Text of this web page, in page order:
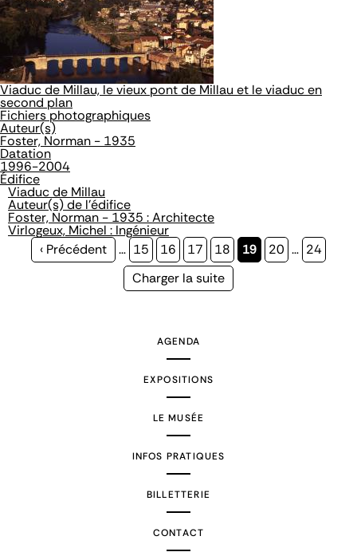
Viaduc de Millau, le vieux pont de Millau et le viaduc en
second plan
Fichiers photographiques
Auteur(s)
Foster, Norman - 1935
Datation
1996-2004
Édifice
Viaduc de Millau
Auteur(s) de l'édifice
Foster, Norman - 1935 : Architecte
Virlogeux, Michel : Ingénieur
Page
‹ Précédent … Page
15 Page
16 Page
17 Page
18
Page
19 Page
20 … Page
24
Page
Charger la suite
AGENDA
EXPOSITIONS
LE MUSÉE
INFOS PRATIQUES
BILLETTERIE
CONTACT